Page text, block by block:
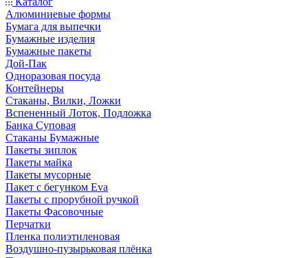
Алюминиевые формы
Бумага для выпечки
Бумажные изделия
Бумажные пакеты
Дой-Пак
Одноразовая посуда
Контейнеры
Стаканы, Вилки, Ложки
Вспененный Лоток, Подложка
Банка Суповая
Стаканы Бумажные
Пакеты зиплок
Пакеты майка
Пакеты мусорные
Пакет с бегунком Eva
Пакеты с прорубной ручкой
Пакеты Фасовочные
Перчатки
Пленка полиэтиленовая
Воздушно-пузырьковая плёнка